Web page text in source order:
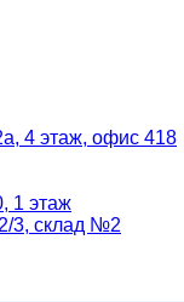
4 этаж, офис 418
1 этаж
3, ​склад №2